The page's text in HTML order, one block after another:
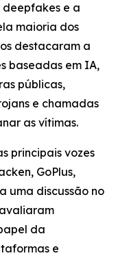
deepfakes e a
maioria dos
destacaram a
baseadas em IA,
públicas,
e chamadas
as vítimas.
principais vozes
GoPlus,
uma discussão no
da
e